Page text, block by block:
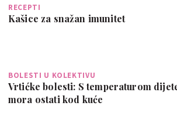
RECEPTI
Kašice za snažan imunitet
BOLESTI U KOLEKTIVU
Vrtićke bolesti: S temperaturom
mora ostati kod kuće